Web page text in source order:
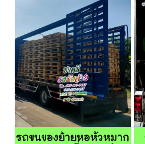
รถขนของย้ายหอหัวหมาก